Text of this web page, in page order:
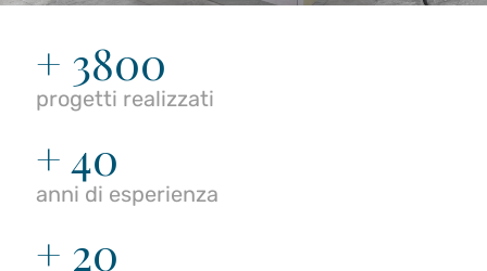
+ 3800
progetti realizzati
+ 40
anni di esperienza
+ 20